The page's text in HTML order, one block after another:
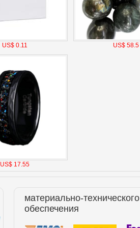
US$ 0.11 US$ 58.5
US$ 17.55
материально-технического
обеспечения